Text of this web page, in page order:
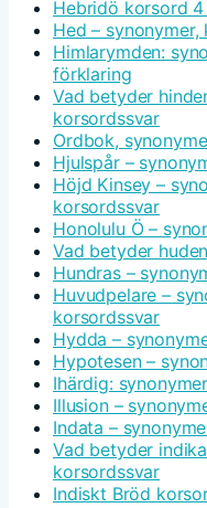
Hebridö korsord
Hed –
Himlarymden:
förklaring
Vad betyder
korsordssvar
Ordbok,
Hjulspår –
Höjd Kinsey –
korsordssvar
Honolulu Ö –
Vad betyder
Hundras –
Huvudpelare –
korsordssvar
Hydda –
Hypotesen –
Ihärdig:
Illusion –
Indata –
Vad betyder
korsordssvar
Indiskt Bröd